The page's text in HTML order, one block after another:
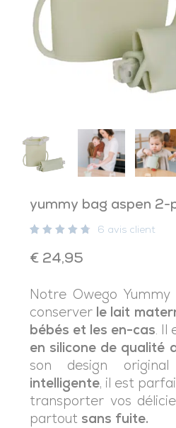
yummy bag aspen 2-
4.83
out of 5
customer
ratings
6 avis client
€24,95
Notre Owego
conserver le lait
bébés et les en-cas. Il
en silicone de qualité
son design
intelligente, il est
transporter vos
partout sans fuite.